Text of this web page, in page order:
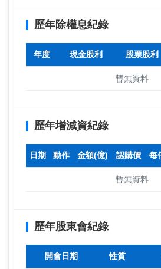
歷年除權息紀錄
年度 現金股利 股票股利
暫無資料
歷年增減資紀錄
日期 動作 金額(億) 認購價 每
暫無資料
歷年股東會紀錄
開會日期 性質